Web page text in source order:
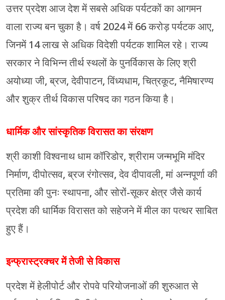
उत्तर प्रदेश आज देश में सबसे अधिक पर्यटकों का आगमन
वाला राज्य बन चुका है। वर्ष 2024 में 66 करोड़ पर्यटक आए,
जिनमें 14 लाख से अधिक विदेशी पर्यटक शामिल रहे। राज्य
सरकार ने विभिन्न तीर्थ स्थलों के पुनर्विकास के लिए श्री
अयोध्या जी, ब्रज, देवीपाटन, विंध्यधाम, चित्रकूट, नैमिषारण्य
और शुक्र तीर्थ विकास परिषद का गठन किया है।
धार्मिक और सांस्कृतिक विरासत का संरक्षण
श्री काशी विश्वनाथ धाम कॉरिडोर, श्रीराम जन्मभूमि मंदिर
निर्माण, दीपोत्सव, ब्रज रंगोत्सव, देव दीपावली, मां अन्नपूर्णा की
प्रतिमा की पुनः स्थापना, और सोरों-सूकर क्षेत्र जैसे कार्य
प्रदेश की धार्मिक विरासत को सहेजने में मील का पत्थर साबित
हुए हैं।
इन्फ्रास्ट्रक्चर में तेजी से विकास
प्रदेश में हेलीपोर्ट और रोपवे परियोजनाओं की शुरुआत से